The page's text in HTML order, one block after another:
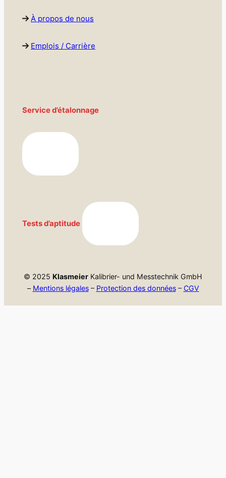
À propos de nous
Emplois / Carrière
Service d’étalonnage
Tests d’aptitude
© 2025 Klasmeier Kalibrier- und Messtechnik GmbH
– Mentions légales– Protection des données– CGV